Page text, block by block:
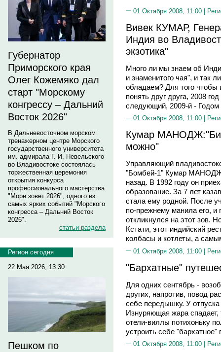
Губернатор
Приморского края
Олег Кожемяко дал
старт "Морскому
конгрессу – Дальний
Восток 2026"
В Дальневосточном морском
тренажерном центре Морского
государственного университета
им. адмирала Г. И. Невельского
во Владивостоке состоялась
торжественная церемония
открытия конкурса
профессионального мастерства
"Море зовет 2026", одного из
самых ярких событий "Морского
конгресса – Дальний Восток
2026".
статьи раздела
Регион сегодня
22 Мая 2026, 13:30
Пешком по
01 Октября 2008, 11:00 |
Вивек КУМАР,
Индия во
экзотика"
Много ли мы знаем об
и знаменитого чая", и так
обладаем? Для того
понять друг друга, 2008
следующий, 2009-й -
01 Октября 2008, 11:00 |
Кумар
можно"
Управляющий
"Бомбей-1" Кумар МАНОДЖ
назад. В 1992 году он
образование. За 7 лет
стала ему родной. После
по-прежнему манила его, и
откликнулся на этот зов.
Кстати, этот индийский
колбасы и котлеты, а
01 Октября 2008, 11:00 |
"Бархатные"
Для одних сентябрь -
других, напротив, повод
себе передышку. У
Изнуряющая жара
отели-виллы потихоньку
устроить себе "бархатное"
01 Октября 2008, 11:00 |